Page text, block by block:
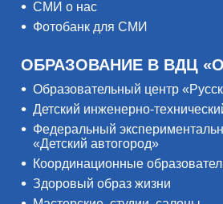
СМИ о нас
Фотобанк для СМИ
ОБРАЗОВАНИЕ В ВДЦ
Образовательный центр
Детский инженерно-
Федеральный
«Детский автогород»
Координационные
Здоровый образ жизни